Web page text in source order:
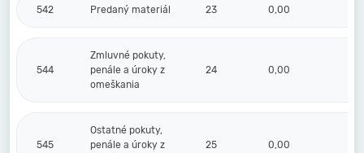
542 Predaný materiál 23 0,00
544
Zmluvné pokuty,
penále a úroky z
omeškania
24 0,00
545
Ostatné pokuty,
penále a úroky z
25 0,00